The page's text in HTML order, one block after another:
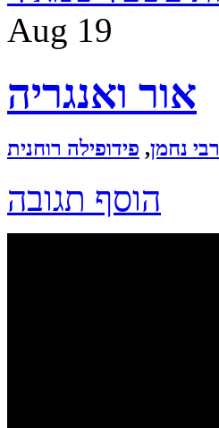
Aug 19
אור ואנגריה
רבי נחמן, פידופילה רוחנית
הוסף תגובה